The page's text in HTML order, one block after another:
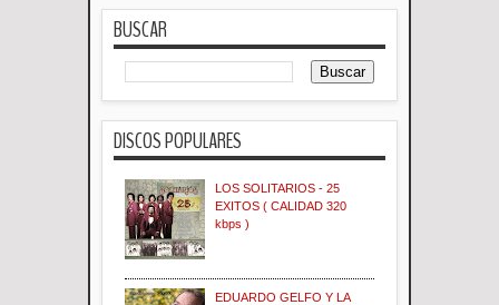
BUSCAR
DISCOS POPULARES
LOS SOLITARIOS - 25
EXITOS ( CALIDAD 320
kbps )
EDUARDO GELFO Y LA